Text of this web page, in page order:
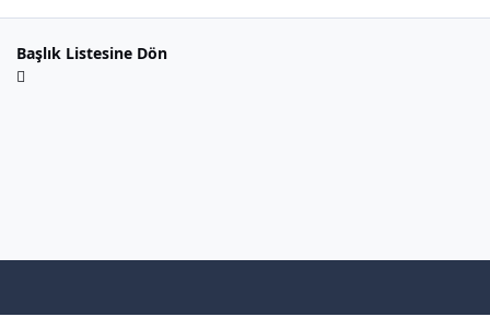
Başlık Listesine Dön